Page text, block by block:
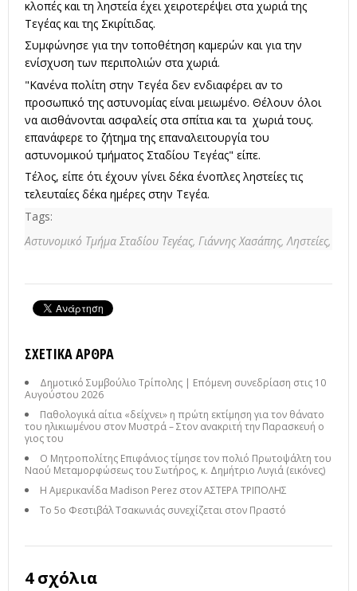
κλοπές και τη ληστεία έχει χειροτερέψει στα χωριά της
Τεγέας και της Σκιρίτιδας.
Συμφώνησε για την τοποθέτηση καμερών και για την
ενίσχυση των περιπολιών στα χωριά.
"Κανένα πολίτη στην Τεγέα δεν ενδιαφέρει αν το
προσωπικό της αστυνομίας είναι μειωμένο. Θέλουν όλοι
να αισθάνονται ασφαλείς στα σπίτια και τα χωριά τους.
επανάφερε το ζήτημα της επαναλειτουργία του
αστυνομικού τμήματος Σταδίου Τεγέας" είπε.
Τέλος, είπε ότι έχουν γίνει δέκα ένοπλες ληστείες τις
τελευταίες δέκα ημέρες στην Τεγέα.
Tags:
Αστυνομικό Τμήμα Σταδίου Τεγέας, Γιάννης Χασάπης,Ληστείες,
ΣΧΕΤΙΚΆ ΆΡΘΡΑ
Δημοτικό Συμβούλιο Τρίπολης | Επόμενη συνεδρίαση στις 10
Αυγούστου 2026
Παθολογικά αίτια «δείχνει» η πρώτη εκτίμηση για τον θάνατο
του ηλικιωμένου στον Μυστρά – Στον ανακριτή την Παρασκευή ο
γιος του
Ο Μητροπολίτης Επιφάνιος τίμησε τον πολιό Πρωτοψάλτη του
Ναού Μεταμορφώσεως του Σωτήρος, κ. Δημήτριο Λυγιά (εικόνες)
Η Αμερικανίδα Madison Perez στον ΑΣΤΕΡΑ ΤΡΙΠΟΛΗΣ
Το 5ο Φεστιβάλ Τσακωνιάς συνεχίζεται στον Πραστό
4 σχόλια